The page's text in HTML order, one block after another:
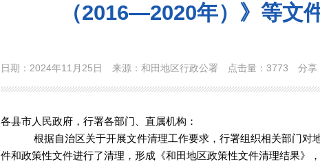
（2016—2020年）》等文
日期：2024年11月25日 来源：和田地区行政公署 点击量： 3773 分享
各县市人民政府，行署各部门、直属机构：
根据自治区关于开展文件清理工作要求，行署组织相关部门对地
件和政策性文件进行了清理，形成《和田地区政策性文件清理结果》